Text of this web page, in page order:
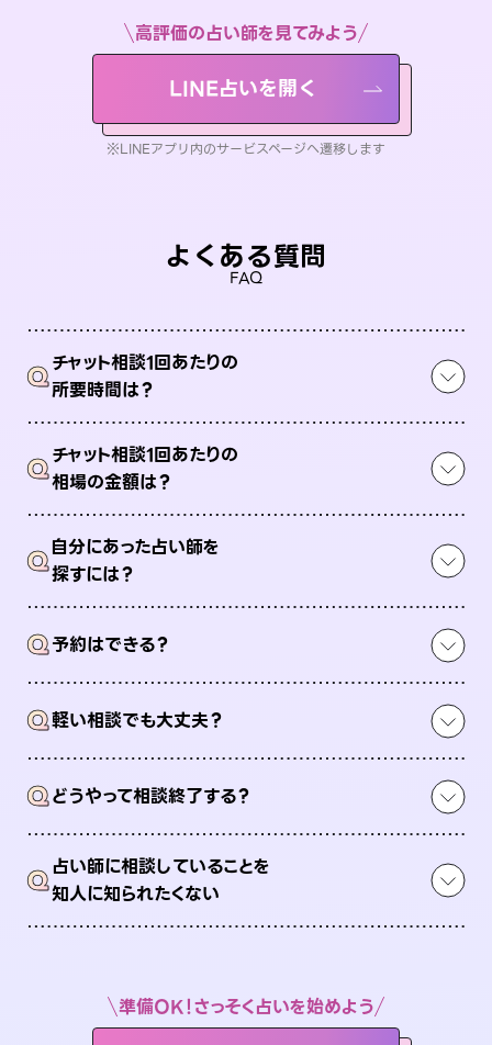
高評価の占い師を見てみよう
LINE占いを開く
※LINEアプリ内のサービスページへ遷移します
よくある質問
FAQ
Qチャット相談1回あたりの
所要時間は？
Qチャット相談1回あたりの
相場の金額は？
Q自分にあった占い師を
探すには？
Q予約はできる？
Q軽い相談でも大丈夫？
Qどうやって相談終了する？
Q占い師に相談していることを
知人に知られたくない
準備OK！さっそく占いを始めよう